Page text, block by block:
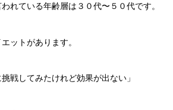
れている年齢層は３０代〜５０代です。
ットがあります。
戦してみたけれど効果が出ない」